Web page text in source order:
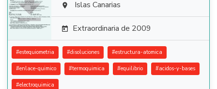
  Islas Canarias
 Extraordinaria de 2009
#estequiometria #disoluciones #estructura-atomica
#enlace-quimico #termoquimica #equilibrio #acidos-y-bases
#electroquimica